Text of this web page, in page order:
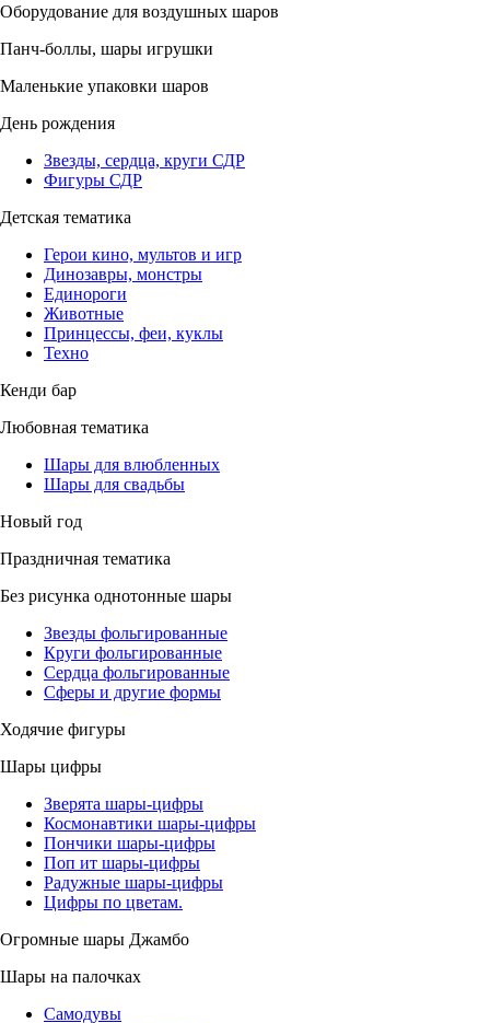
Оборудование для воздушных шаров
Панч-боллы, шары игрушки
Маленькие упаковки шаров
День рождения
Звезды, сердца, круги СДР
Фигуры СДР
Детская тематика
Герои кино, мультов и игр
Динозавры, монстры
Единороги
Животные
Принцессы, феи, куклы
Техно
Кенди бар
Любовная тематика
Шары для влюбленных
Шары для свадьбы
Новый год
Праздничная тематика
Без рисунка однотонные шары
Звезды фольгированные
Круги фольгированные
Сердца фольгированные
Сферы и другие формы
Ходячие фигуры
Шары цифры
Зверята шары-цифры
Космонавтики шары-цифры
Пончики шары-цифры
Поп ит шары-цифры
Радужные шары-цифры
Цифры по цветам.
Огромные шары Джамбо
Шары на палочках
Самодувы